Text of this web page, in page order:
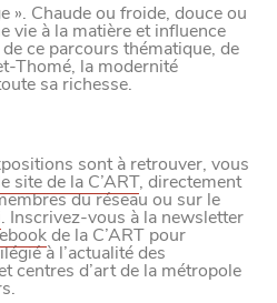
». Chaude ou froide, douce ou
vie à la matière et influence
ce parcours thématique, de
Thomé, la modernité
sa richesse.
sont à retrouver, vous
site de la C’ART, directement
du réseau ou sur le
. Inscrivez-vous à la newsletter
de la C’ART pour
à l’actualité des
centres d’art de la métropole